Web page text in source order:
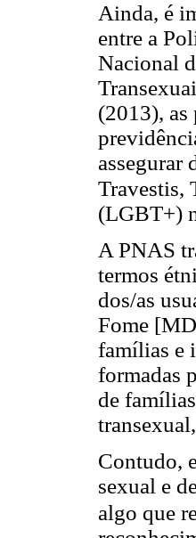
Ainda, é
entre a
Nacional
(2013), as
assegurar
Travestis,
(LGBT+)
A PNAS
termos
dos/as
Fome
famílias e
formadas
de
Contudo,
sexual e
algo que